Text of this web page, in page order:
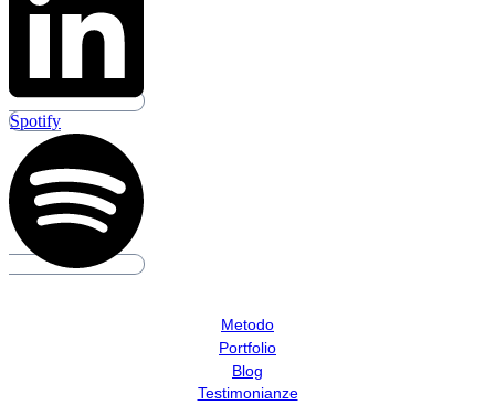
Spotify
Metodo
Portfolio
Blog
Testimonianze